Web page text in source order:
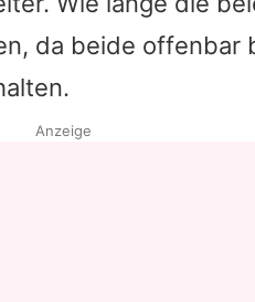
da beide offenbar
Anzeige